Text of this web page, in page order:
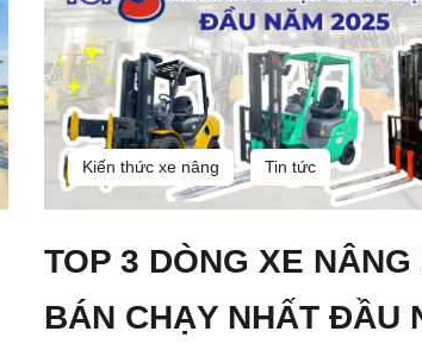
Kiến thức xe nâng Tin tức
TOP 3 DÒNG XE NÂNG
BÁN CHẠY NHẤT ĐẦU